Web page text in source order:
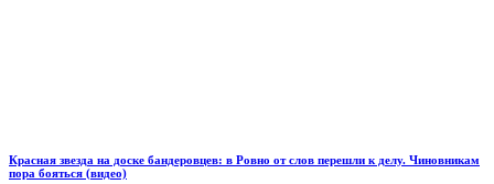
Красная звезда на доске бандеровцев: в Ровно от слов перешли к делу. Чиновникам
пора бояться (видео)